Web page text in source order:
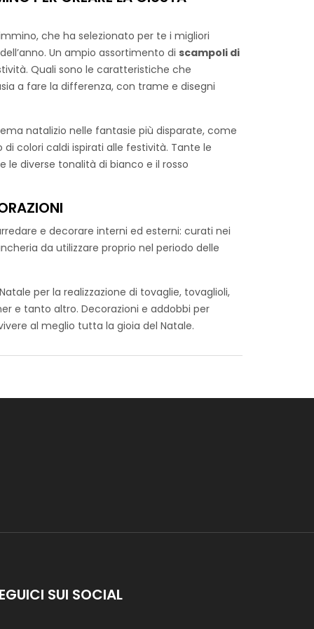
il tulle ideale per avvolgere alberi di
tavole e centrotavola. Grazie alla sua
in molteplici modi, donando un aspetto
versione natalizia con disegni e stampe
tessuto potrebbe essere utilizzato per creare
ai tuoi progetti fai-da-te. Grazie alla varietà di
nella creazione di oggetti unici e
regalare gadget agli amici e alla famiglia
vivaci e festive che richiamano
che ha selezionato per te i migliori
Un ampio assortimento di scampoli di
Quali sono le caratteristiche che
a fare la differenza, con trame e disegni
natalizio nelle fantasie più disparate, come
colori caldi ispirati alle festività. Tante le
diverse tonalità di bianco e il rosso
e decorare interni ed esterni: curati nei
da utilizzare proprio nel periodo delle
per la realizzazione di tovaglie, tovaglioli,
e tanto altro. Decorazioni e addobbi per
al meglio tutta la gioia del Natale.
SUI SOCIAL